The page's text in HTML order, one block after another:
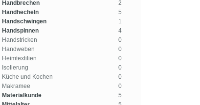
Handbrechen
2
Handhecheln
5
Handschwingen
1
Handspinnen
4
Handstricken
0
Handweben
0
Heimtextilien
0
Isolierung
0
Küche und Kochen
0
Makramee
0
Materialkunde
5